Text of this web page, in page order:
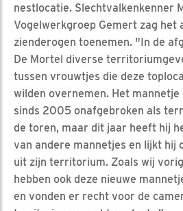
nestlocatie. Slechtvalkenkenner
Vogelwerkgroep Gemert zag het
zienderogen toenemen. "In de
De Mortel diverse
tussen vrouwtjes die deze
wilden overnemen. Het mannetje
sinds 2005 onafgebroken als
de toren, maar dit jaar heeft hij
van andere mannetjes en lijkt hij
uit zijn territorium. Zoals wij
hebben ook deze nieuwe
en vonden er recht voor de